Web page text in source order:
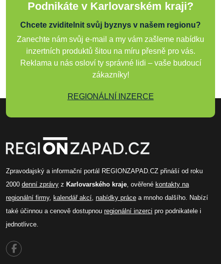
Podnikáte v Karlovarském kraji?
Chcete zviditelnit svůj byznys v našem regionu?
Zanechte nám svůj e-mail a my vám zašleme nabídku
inzertních produktů šitou na míru přesně pro vás.
Reklama u nás osloví ty správné lidi – vaše budoucí
zákazníky!
REGIONÁLNÍ INZERCE
Zpravodajský a informační portál REGIONZAPAD.CZ přináší od roku
2000 denní zprávy z Karlovarského kraje, ověřené kontakty na
regionální firmy, kalendář akcí, nabídky práce a mnoho dalšího. Nabízí
také účinnou a cenově dostupnou regionální inzerci pro podnikatele i
jednotlivce.